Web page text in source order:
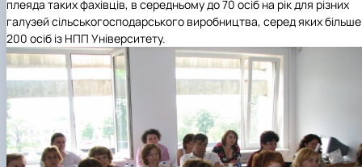
плеяда таких фахівців, в середньому до 70 осіб на рік для різних
галузей сільськогосподарського виробництва, серед яких більше
200 осіб із НПП Університету.